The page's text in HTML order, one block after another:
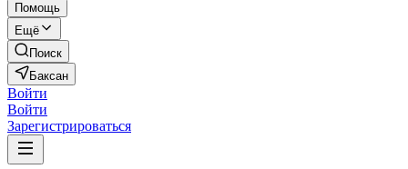
Помощь
Ещё
Поиск
Баксан
Войти
Войти
Зарегистрироваться